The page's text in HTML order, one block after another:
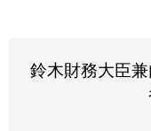
鈴木財務大臣